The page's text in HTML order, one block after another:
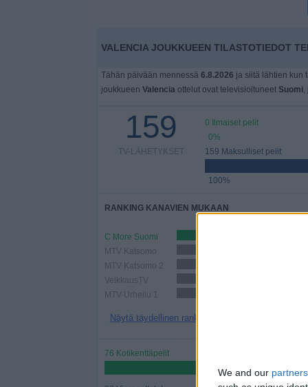
We and our partners
VALENCIA JOUKKUEEN TILASTOTIEDOT
Tähän päivään mennessä 6.8.2026 ja siitä lähtien kun
joukkueen Valenciaottelut ovat televisioituneet Suomi,
159
TV-LÄHETYKSET
0 Ilmaiset pelit
0%
159 Maksulliset pelit
100%
RANKING KANAVIEN MUKAAN
C More Suomi
MTV Katsomo
MTV Katsomo 2
VeikkausTV
MTV Urheilu 1
Näytä täydellinen ranking
76 Kotikenttäpelit
47,8%